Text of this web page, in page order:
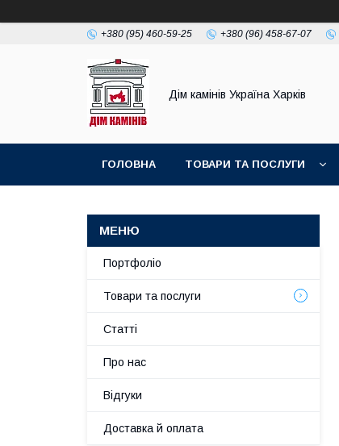
+380 (95) 460-59-25 +380 (96) 458-67-07
Дім камінів Україна Харків
ГОЛОВНА ТОВАРИ ТА ПОСЛУГИ
Портфоліо
Товари та послуги
Статті
Про нас
Відгуки
Доставка й оплата